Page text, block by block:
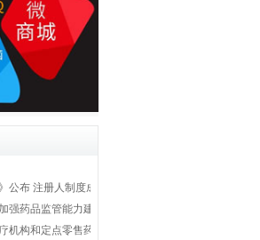
公布 注册人制度成为新监管体系主线
强药品监管能力建设的实施意见》
机构和定点零售药店双通道购买